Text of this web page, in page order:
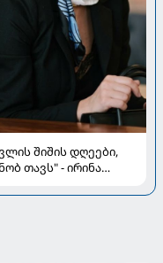
შიშის დღეები,
თავს" - ირინა